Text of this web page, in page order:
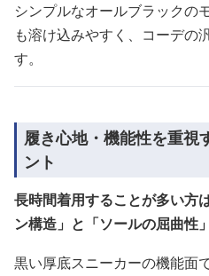
シンプルなオールブラックの
も溶け込みやすく、コーデの
す。
履き心地・機能性を重視
ント
長時間着用することが多い方
ン構造」と「ソールの屈曲性
黒い厚底スニーカーの機能面